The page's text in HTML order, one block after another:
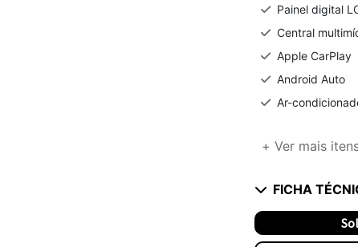
Painel digital
Central
Apple CarPlay
Android Auto
Ar-
+ Ver mais
FICHA